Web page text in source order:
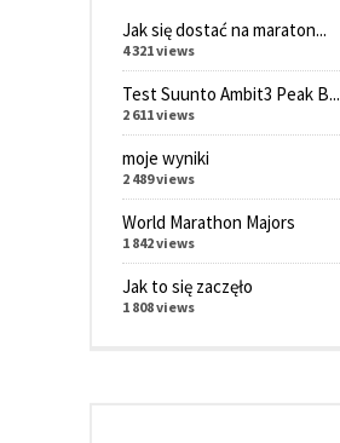
Jak się dostać na maraton...
4 321 views
Test Suunto Ambit3 Peak B...
2 611 views
moje wyniki
2 489 views
World Marathon Majors
1 842 views
Jak to się zaczęło
1 808 views